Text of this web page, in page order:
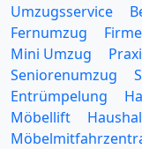
Umzugsservice
Fernumzug
Mini Umzug
Seniorenumzug
Entrümpelung
Möbellift